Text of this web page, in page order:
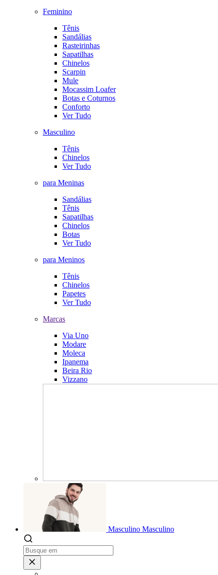
Feminino
Tênis
Sandálias
Rasteirinhas
Sapatilhas
Chinelos
Scarpin
Mule
Mocassim Loafer
Botas e Coturnos
Conforto
Ver Tudo
Masculino
Tênis
Chinelos
Ver Tudo
para Meninas
Sandálias
Tênis
Sapatilhas
Chinelos
Botas
Ver Tudo
para Meninos
Tênis
Chinelos
Papetes
Ver Tudo
Marcas
Via Uno
Modare
Moleca
Ipanema
Beira Rio
Vizzano
Masculino Masculino